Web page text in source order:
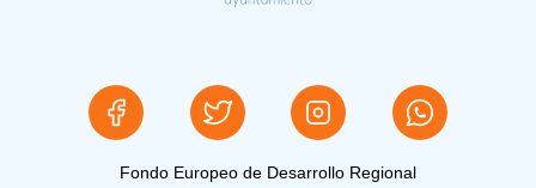
Fondo Europeo de Desarrollo Regional